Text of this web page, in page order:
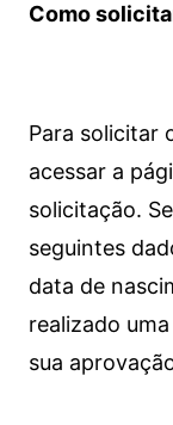
Como
Para solicitar
acessar a
solicitação.
seguintes
data de
realizado
sua